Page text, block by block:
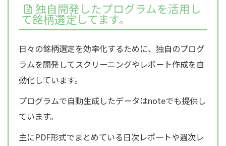
独自開発したプログラムを活用し
て銘柄選定してます。
日々の銘柄選定を効率化するために、独自のプログ
ラムを開発してスクリーニングやレポート作成を自
動化しています。
プログラムで自動生成したデータはnoteでも提供し
ています。
主にPDF形式でまとめている日次レポートや週次レ